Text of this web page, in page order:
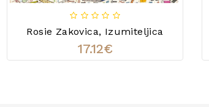
Rosie Zakovica, Izumiteljica
17.12€